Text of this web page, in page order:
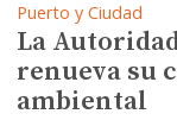
Puerto y Ciudad
La
renueva su
ambiental